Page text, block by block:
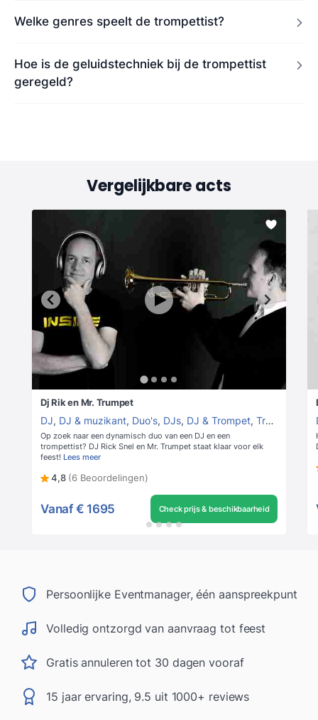
Welke genres speelt de trompettist?
Hoe is de geluidstechniek bij de trompettist
geregeld?
Vergelijkbare acts
Dj Rik en Mr. Trumpet
DJ, DJ & muzikant, Duo's, DJs, DJ & Trompet, Trompettist
Op zoek naar een dynamisch duo van een DJ en een
trompettist? DJ Rick Snel en Mr. Trumpet staat klaar voor elk
feest! Lees meer
4,8 (6 Beoordelingen)
Vanaf € 1695 Check prijs & beschikbaarheid
Persoonlijke Eventmanager, één aanspreekpunt
Volledig ontzorgd van aanvraag tot feest
Gratis annuleren tot 30 dagen vooraf
15 jaar ervaring, 9.5 uit 1000+ reviews